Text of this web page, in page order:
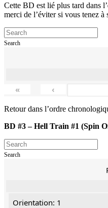
Cette BD est lié plus tard dans
merci de l’éviter si vous tenez
Search
« ‹
Retour dans l’ordre
BD #3 – Hell Train #1 (Spin
Search
Orientation: 1